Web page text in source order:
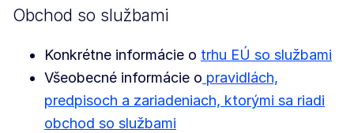
Obchod so službami
Konkrétne informácie o trhu EÚ so službami
Všeobecné informácie o pravidlách,
predpisoch a zariadeniach, ktorými sa riadi
obchod so službami